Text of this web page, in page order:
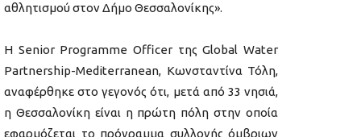
αθλητισμού στον Δήμο Θεσσαλονίκης».
Η Senior Programme Officer της Global Water
Partnership-Mediterranean, Κωνσταντίνα Τόλη,
αναφέρθηκε στο γεγονός ότι, μετά από 33 νησιά,
η Θεσσαλονίκη είναι η πρώτη πόλη στην οποία
εφαρμόζεται το πρόγραμμα συλλογής όμβριων